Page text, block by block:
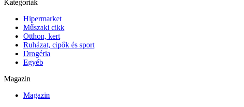
Kategóriák
Hipermarket
Műszaki cikk
Otthon, kert
Ruházat, cipők és sport
Drogéria
Egyéb
Magazin
Magazin